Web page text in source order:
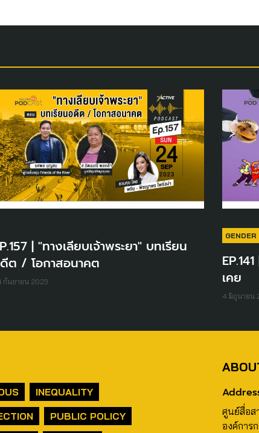
| "ทางเลียบเจ้าพระยา" บทเรียน
ต / โอกาสอนาคต
กันยายน 2023
เคย
4 มิถุนายน
INEQUALITY
PUBLIC POLICY
ศูนย์สื่อส
องค์การ